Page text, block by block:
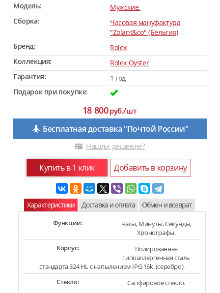
Модель:
Мужские.
Сборка:
Часовая мануфактура
"Zolant&co" (Бельгия)
Бренд:
Rolex
Коллекция:
Rolex Oyster
Гарантия:
1 год
Подарок при покупке:
18 800руб./шт
Бесплатная доставка "Почтой России"
Нашли дешевле?
Купить в 1 клик Добавить в корзину
Характеристики Доставка и оплата Обмен и возврат
Функции:
Часы, Минуты, Секунды,
Хронографы.
Корпус:
Полированная
гипоаллергенная сталь
стандарта 324 HL с напылением IPG 16k. (серебро).
Стекло:
Сапфировое стекло.